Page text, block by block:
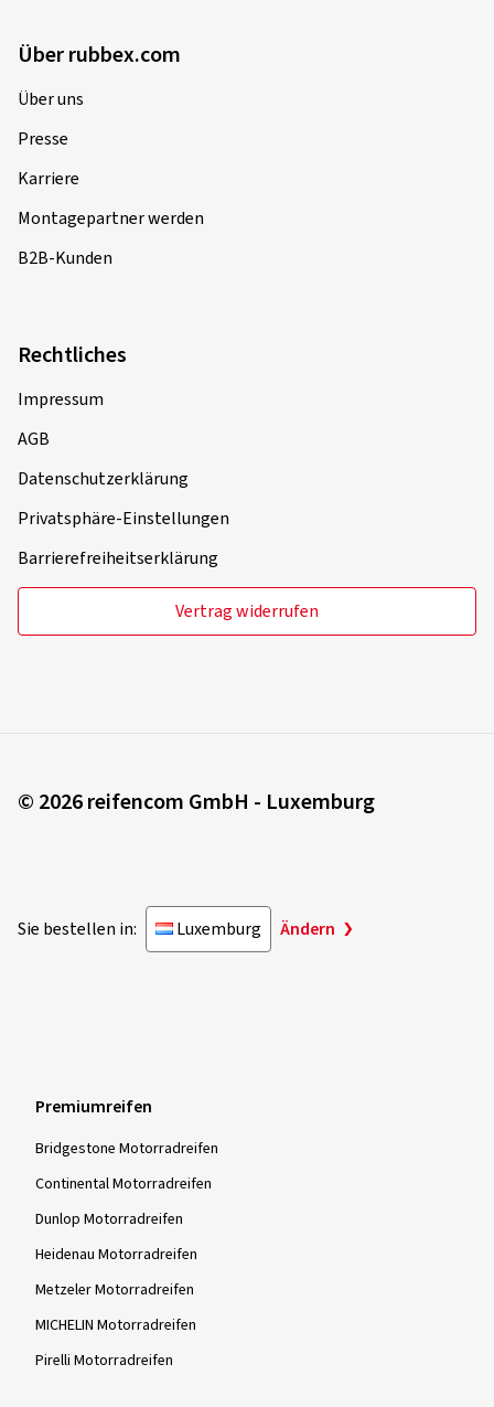
Über rubbex.com
Über uns
Presse
Karriere
Montagepartner werden
B2B-Kunden
Rechtliches
Impressum
AGB
Datenschutzerklärung
Privatsphäre-Einstellungen
Barrierefreiheitserklärung
Vertrag widerrufen
© 2026 reifencom GmbH - Luxemburg
Sie bestellen in: Luxemburg Ändern
Premiumreifen
Bridgestone Motorradreifen
Continental Motorradreifen
Dunlop Motorradreifen
Heidenau Motorradreifen
Metzeler Motorradreifen
MICHELIN Motorradreifen
Pirelli Motorradreifen